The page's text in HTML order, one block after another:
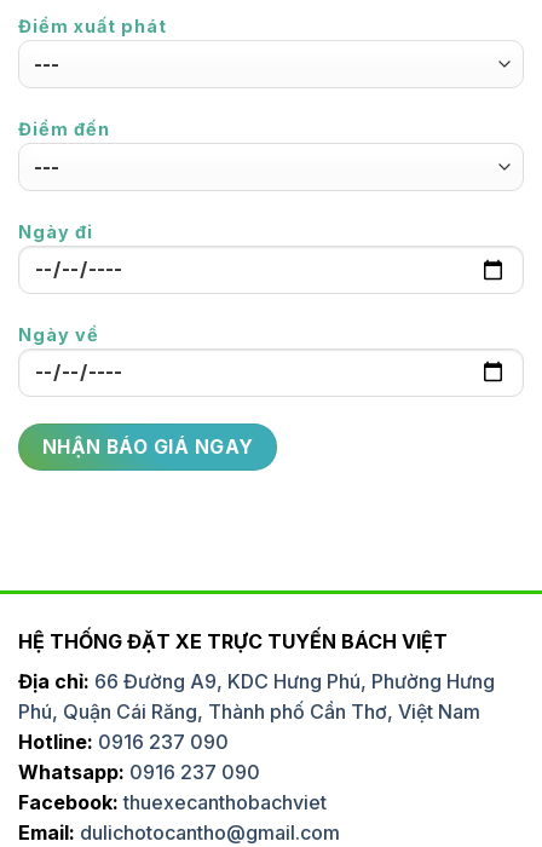
Điểm xuất phát
Điểm đến
Ngày đi
Ngày về
HỆ THỐNG ĐẶT XE TRỰC TUYẾN BÁCH VIỆT
Địa chỉ: 66 Đường A9, KDC Hưng Phú, Phường Hưng
Phú, Quận Cái Răng, Thành phố Cần Thơ, Việt Nam
Hotline: 0916 237 090
Whatsapp: 0916 237 090
Facebook: thuexecanthobachviet
Email: dulichotocantho@gmail.com